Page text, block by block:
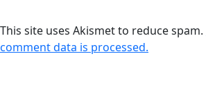
This site uses Akismet to reduce spam.
comment data is processed.